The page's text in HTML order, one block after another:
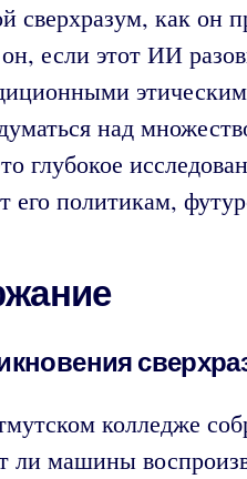
сверхразум, как он
если этот ИИ
над
глубокое
его политикам,
колледже
ли машины